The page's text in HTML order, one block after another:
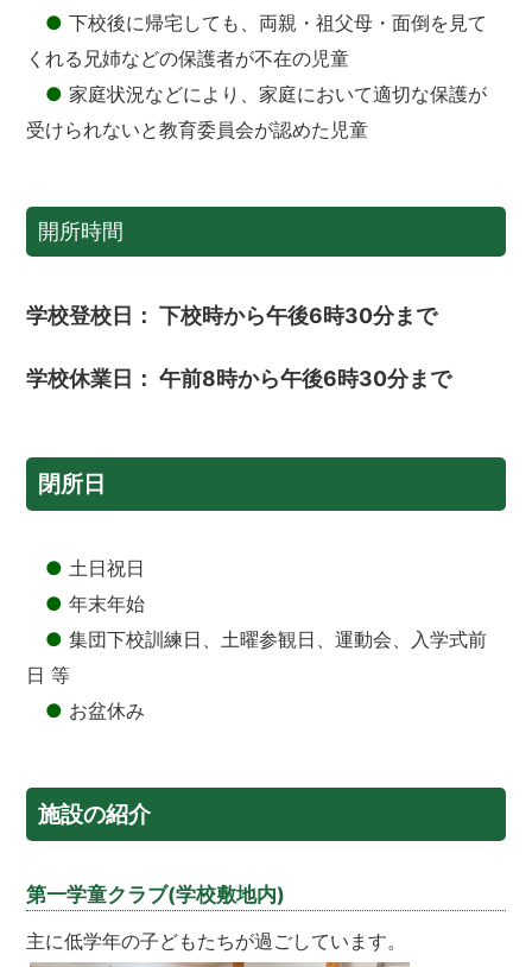
● 下校後に帰宅しても、両親・祖父母・面倒を見て
くれる兄姉などの保護者が不在の児童
● 家庭状況などにより、家庭において適切な保護が
受けられないと教育委員会が認めた児童
開所時間
学校登校日： 下校時から午後6時30分まで
学校休業日： 午前8時から午後6時30分まで
閉所日
● 土日祝日
● 年末年始
● 集団下校訓練日、土曜参観日、運動会、入学式前
日 等
● お盆休み
施設の紹介
第一学童クラブ(学校敷地内)
主に低学年の子どもたちが過ごしています。